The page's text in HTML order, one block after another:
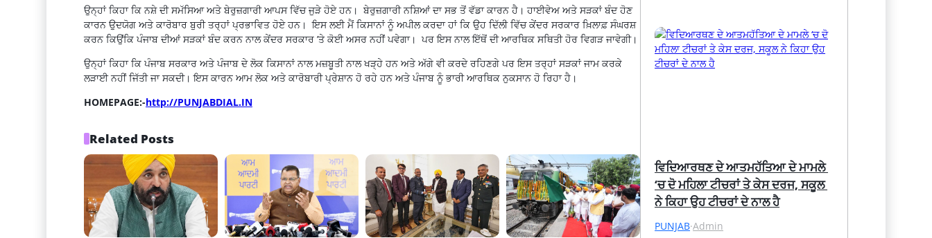
ਉਨ੍ਹਾਂ ਕਿਹਾ ਕਿ ਨਸ਼ੇ ਦੀ ਸਮੱਸਿਆ ਅਤੇ ਬੇਰੁਜ਼ਗਾਰੀ ਆਪਸ ਵਿੱਚ ਜੁੜੇ ਹੋਏ ਹਨ। ਬੇਰੁਜ਼ਗਾਰੀ ਨਸ਼ਿਆਂ ਦਾ ਸਭ ਤੋਂ ਵੱਡਾ ਕਾਰਨ ਹੈ। ਹਾਈਵੇਅ ਅਤੇ ਸੜਕਾਂ ਬੰਦ ਹੋਣ
ਕਾਰਨ ਉਦਯੋਗ ਅਤੇ ਕਾਰੋਬਾਰ ਬੁਰੀ ਤਰ੍ਹਾਂ ਪ੍ਰਭਾਵਿਤ ਹੋਏ ਹਨ। ਇਸ ਲਈ ਮੈਂ ਕਿਸਾਨਾਂ ਨੂੰ ਅਪੀਲ ਕਰਦਾ ਹਾਂ ਕਿ ਉਹ ਦਿੱਲੀ ਵਿੱਚ ਕੇਂਦਰ ਸਰਕਾਰ ਖ਼ਿਲਾਫ਼ ਸੰਘਰਸ਼
ਕਰਨ ਕਿਉਂਕਿ ਪੰਜਾਬ ਦੀਆਂ ਸੜਕਾਂ ਬੰਦ ਕਰਨ ਨਾਲ ਕੇਂਦਰ ਸਰਕਾਰ ’ਤੇ ਕੋਈ ਅਸਰ ਨਹੀਂ ਪਵੇਗਾ। ਪਰ ਇਸ ਨਾਲ ਇੱਥੋਂ ਦੀ ਆਰਥਿਕ ਸਥਿਤੀ ਹੋਰ ਵਿਗੜ ਜਾਵੇਗੀ।
ਉਨ੍ਹਾਂ ਕਿਹਾ ਕਿ ਪੰਜਾਬ ਸਰਕਾਰ ਅਤੇ ਪੰਜਾਬ ਦੇ ਲੋਕ ਕਿਸਾਨਾਂ ਨਾਲ ਮਜ਼ਬੂਤੀ ਨਾਲ ਖੜ੍ਹੇ ਹਨ ਅਤੇ ਅੱਗੇ ਵੀ ਕਰਦੇ ਰਹਿਣਗੇ ਪਰ ਇਸ ਤਰ੍ਹਾਂ ਸੜਕਾਂ ਜਾਮ ਕਰਕੇ
ਲੜਾਈ ਨਹੀਂ ਜਿੱਤੀ ਜਾ ਸਕਦੀ। ਇਸ ਕਾਰਨ ਆਮ ਲੋਕ ਅਤੇ ਕਾਰੋਬਾਰੀ ਪ੍ਰੇਸ਼ਾਨ ਹੋ ਰਹੇ ਹਨ ਅਤੇ ਪੰਜਾਬ ਨੂੰ ਭਾਰੀ ਆਰਥਿਕ ਨੁਕਸਾਨ ਹੋ ਰਿਹਾ ਹੈ।
HOMEPAGE:-http://PUNJABDIAL.IN
Related Posts
ਵਿਦਿਆਰਥਣ ਦੇ ਆਤਮਹੱਤਿਆ ਦੇ ਮਾਮਲੇ
‘ਚ ਦੋ ਮਹਿਲਾ ਟੀਚਰਾਂ ਤੇ ਕੇਸ ਦਰਜ, ਸਕੂਲ
ਨੇ ਕਿਹਾ ਉਹ ਟੀਚਰਾਂ ਦੇ ਨਾਲ ਹੈ
PUNJAB·Admin